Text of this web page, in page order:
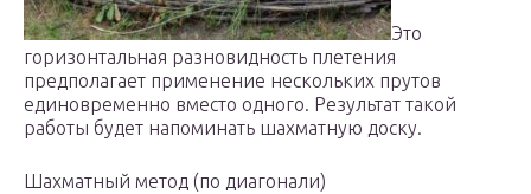
Это
горизонтальная разновидность плетения
предполагает применение нескольких прутов
единовременно вместо одного. Результат такой
работы будет напоминать шахматную доску.
Шахматный метод (по диагонали)